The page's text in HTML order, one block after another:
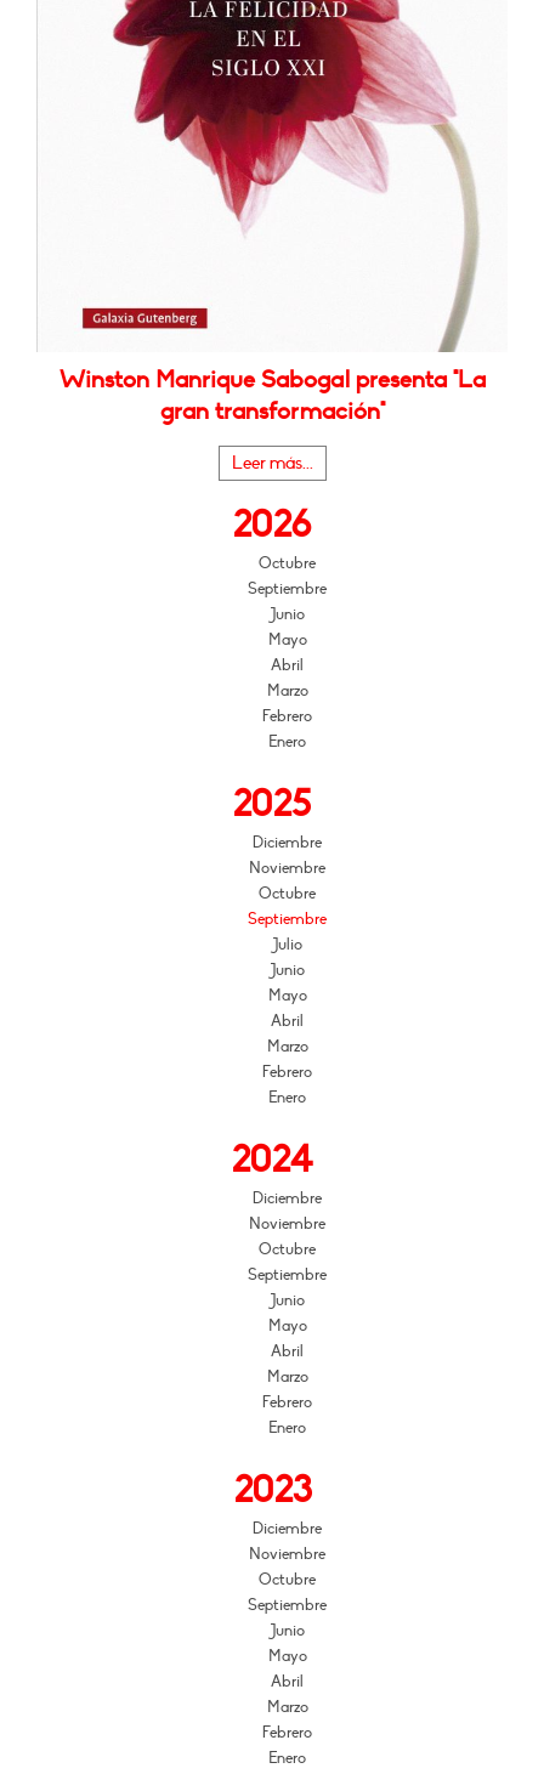
Winston Manrique Sabogal presenta "La
gran transformación"
Leer más...
2026
Octubre
Septiembre
Junio
Mayo
Abril
Marzo
Febrero
Enero
2025
Diciembre
Noviembre
Octubre
Septiembre
Julio
Junio
Mayo
Abril
Marzo
Febrero
Enero
2024
Diciembre
Noviembre
Octubre
Septiembre
Junio
Mayo
Abril
Marzo
Febrero
Enero
2023
Diciembre
Noviembre
Octubre
Septiembre
Junio
Mayo
Abril
Marzo
Febrero
Enero